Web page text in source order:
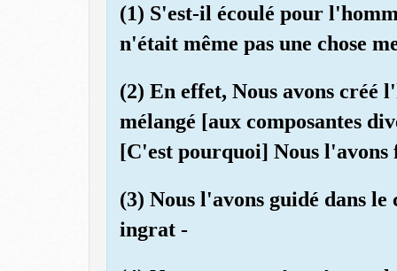
(1) S'est-il écoulé pour
n'était même pas une chose
(2) En effet, Nous avons créé
mélangé [aux composantes
[C'est pourquoi] Nous
(3) Nous l'avons guidé dans
ingrat -